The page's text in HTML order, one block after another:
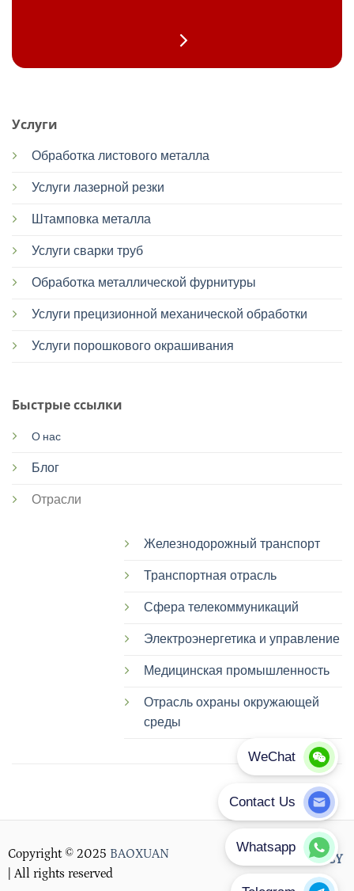
Услуги
Обработка листового металла
Услуги лазерной резки
Штамповка металла
Услуги сварки труб
Обработка металлической фурнитуры
Услуги прецизионной механической обработки
Услуги порошкового окрашивания
Быстрые ссылки
О нас
Блог
Отрасли
Железнодорожный транспорт
Транспортная отрасль
Сфера телекоммуникаций
Электроэнергетика и управление
Медицинская промышленность
Отрасль охраны окружающей
среды
Copyright © 2025 BAOXUAN
| All rights reserved
PRIVACY POLICY